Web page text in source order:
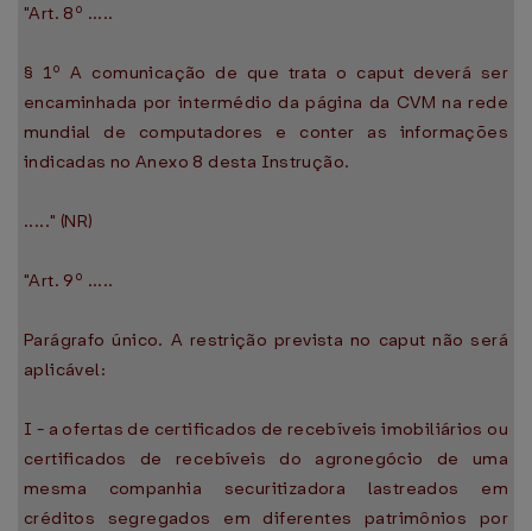
"Art. 8º .....
§ 1º A comunicação de que trata o caput deverá ser
encaminhada por intermédio da página da CVM na rede
mundial de computadores e conter as informações
indicadas no Anexo 8 desta Instrução.
....." (NR)
"Art. 9º .....
Parágrafo único. A restrição prevista no caput não será
aplicável:
I - a ofertas de certificados de recebíveis imobiliários ou
certificados de recebíveis do agronegócio de uma
mesma companhia securitizadora lastreados em
créditos segregados em diferentes patrimônios por